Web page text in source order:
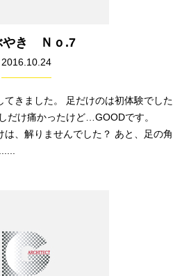
やき Ｎｏ.7
2016.10.24
てきました。 足だけのは初体験でした
だけ痛かったけど…GOODです。
は、解りませんでした？ あと、足の角